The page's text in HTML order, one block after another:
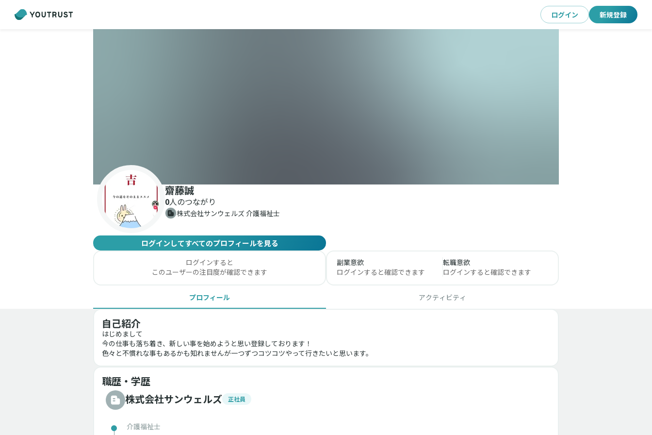
ログイン 新規登録
齋藤誠
0人のつながり
株式会社サンウェルズ 介護福祉士
ログインしてすべてのプロフィールを見る
ログインすると
このユーザーの注目度が確認できます
副業意欲
ログインすると確認できます
転職意欲
ログインすると確認できます
プロフィール アクティビティ
自己紹介
はじめまして
今の仕事も落ち着き、新しい事を始めようと思い登録しております！
色々と不慣れな事もあるかも知れませんが一つずつコツコツやって行きたいと思います。
職歴・学歴
株式会社サンウェルズ
正社員
介護福祉士